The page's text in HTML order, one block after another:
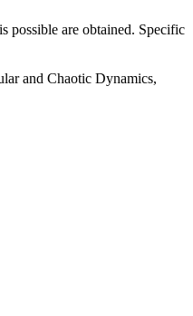
possible are obtained. Specific
and Chaotic Dynamics,